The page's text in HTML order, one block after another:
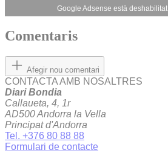
Google Adsense està deshabilitat.
Comentaris
Afegir nou comentari
CONTACTA AMB NOSALTRES
Diari Bondia
Callaueta, 4, 1r
AD500 Andorra la Vella
Principat d'Andorra
Tel. +376 80 88 88
Formulari de contacte